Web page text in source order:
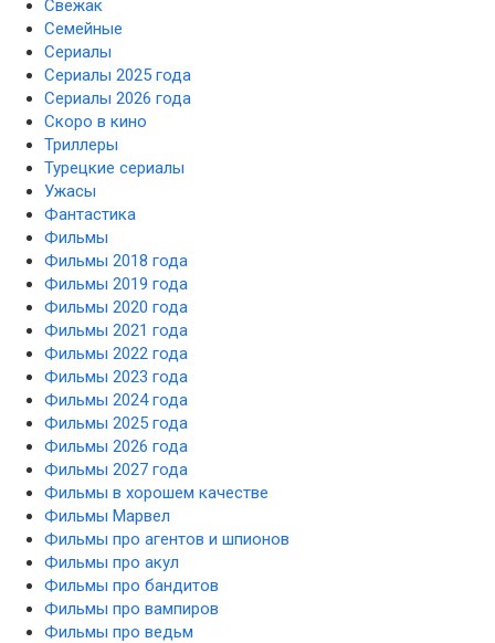
Свежак
Семейные
Сериалы
Сериалы 2025 года
Сериалы 2026 года
Скоро в кино
Триллеры
Турецкие сериалы
Ужасы
Фантастика
Фильмы
Фильмы 2018 года
Фильмы 2019 года
Фильмы 2020 года
Фильмы 2021 года
Фильмы 2022 года
Фильмы 2023 года
Фильмы 2024 года
Фильмы 2025 года
Фильмы 2026 года
Фильмы 2027 года
Фильмы в хорошем качестве
Фильмы Марвел
Фильмы про агентов и шпионов
Фильмы про акул
Фильмы про бандитов
Фильмы про вампиров
Фильмы про ведьм